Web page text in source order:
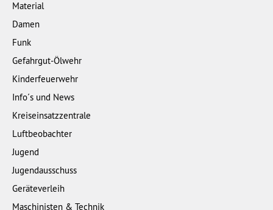
Material
Damen
Funk
Gefahrgut-Ölwehr
Kinderfeuerwehr
Info´s und News
Kreiseinsatzzentrale
Luftbeobachter
Jugend
Jugendausschuss
Geräteverleih
Maschinisten & Technik